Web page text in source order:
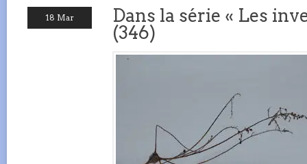
18 Mar
Dans la série « Les
(346)